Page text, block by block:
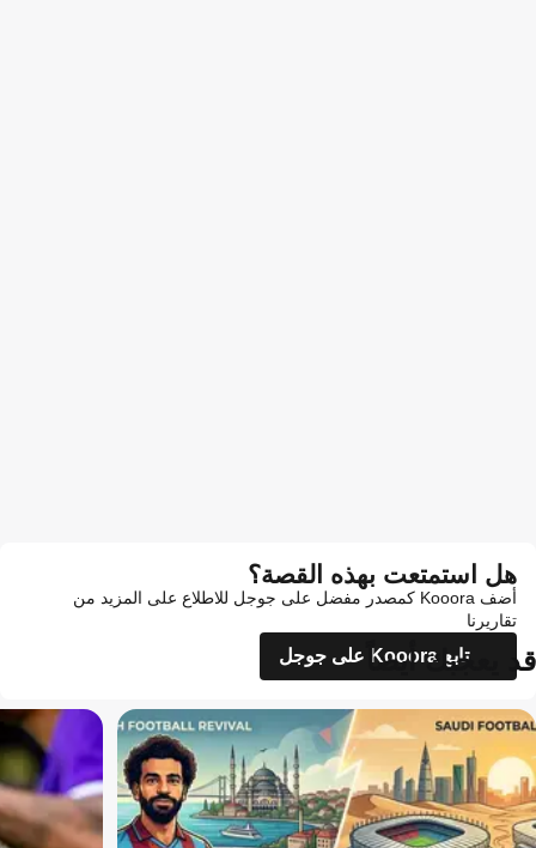
هل استمتعت بهذه القصة؟
أضف Kooora كمصدر مفضل على جوجل للاطلاع على المزيد من
تقاريرنا
تابع Kooora على جوجل
قد يعجبك أيضاً